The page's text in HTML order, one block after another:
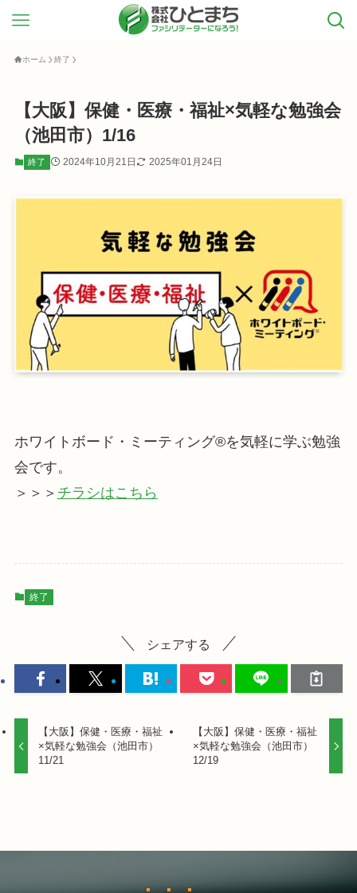
ホーム 終了
【大阪】保健・医療・福祉×気軽な勉強会
（池田市）1/16
終了 2024年10月21日 2025年01月24日
ホワイトボード・ミーティング®を気軽に学ぶ勉強
会です。
＞＞＞ チラシはこちら
終了
シェアする
【大阪】保健・医療・福祉
×気軽な勉強会（池田市）
11/21
【大阪】保健・医療・福祉
×気軽な勉強会（池田市）
12/19